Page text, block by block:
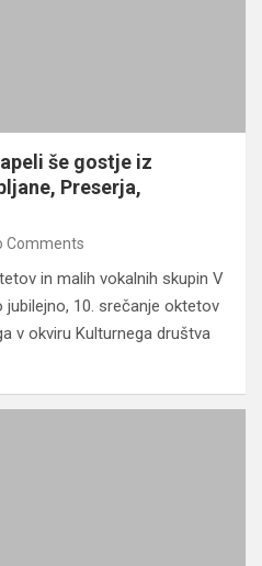
še gostje iz
Preserja,
Comments
in malih vokalnih skupin V
10. srečanje oktetov
v okviru Kulturnega društva